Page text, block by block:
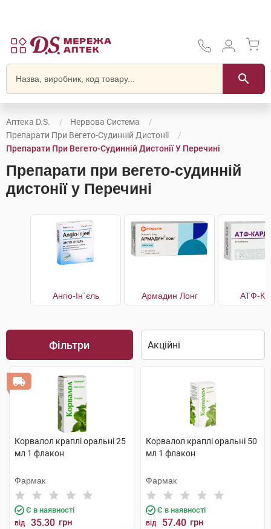
Аптека D.S.
Нервова Система
Препарати При Вегето-Судинній Дистонії
Препарати При Вегето-Судинній Дистонії У Перечині
Препарати при вегето-судинній
дистонії у Перечині
Ангіо-Ін`єль Армадин Лонг АТФ-
Фільтри
Корвалол краплі оральні 25
мл 1 флакон
Фармак
Є в наявності
від 35.30 грн
Корвалол краплі оральні 50
мл 1 флакон
Фармак
Є в наявності
від 57.40 грн